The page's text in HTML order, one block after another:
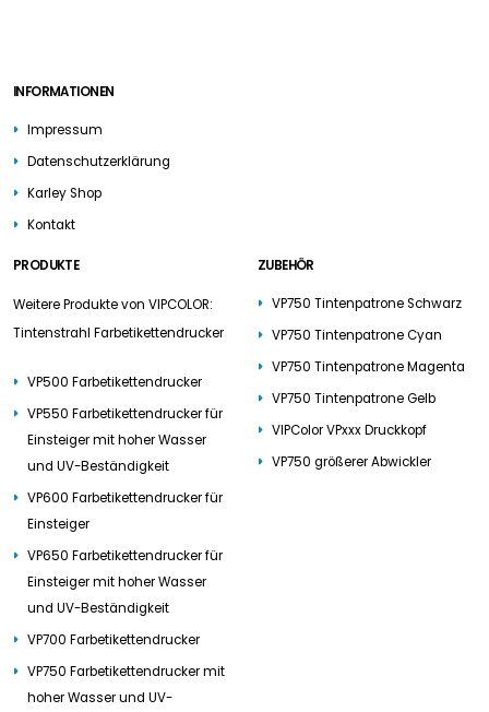
INFORMATIONEN
Impressum
Datenschutzerklärung
Karley Shop
Kontakt
PRODUKTE
Weitere Produkte von VIPCOLOR:
Tintenstrahl Farbetikettendrucker
VP500 Farbetikettendrucker
VP550 Farbetikettendrucker für
Einsteiger mit hoher Wasser
und UV-Beständigkeit
VP600 Farbetikettendrucker für
Einsteiger
VP650 Farbetikettendrucker für
Einsteiger mit hoher Wasser
und UV-Beständigkeit
VP700 Farbetikettendrucker
VP750 Farbetikettendrucker mit
hoher Wasser und UV-
ZUBEHÖR
VP750 Tintenpatrone Schwarz
VP750 Tintenpatrone Cyan
VP750 Tintenpatrone Magenta
VP750 Tintenpatrone Gelb
VIPColor VPxxx Druckkopf
VP750 größerer Abwickler